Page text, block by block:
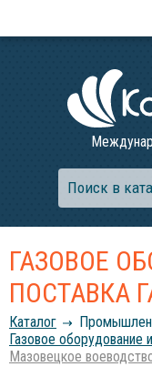
ГАЗОВОЕ
ПОСТАВКА
Каталог
Газовое оборудование
Мазовецкое